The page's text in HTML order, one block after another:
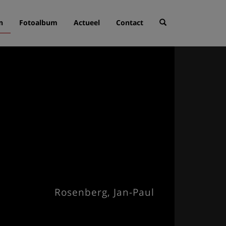
Fotoalbum Actueel Contact
Rosenberg, Jan-Paul